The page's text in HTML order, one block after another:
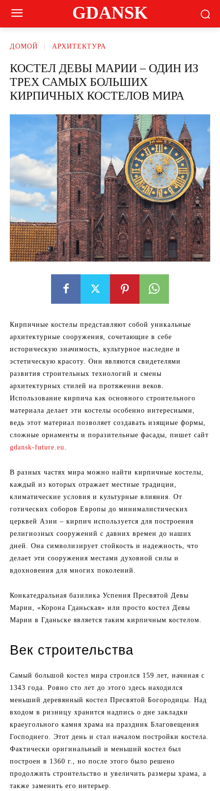
GDANSK
ДОМОЙ АРХИТЕКТУРА
КОСТЕЛ ДЕВЫ МАРИИ – ОДИН ИЗ
ТРЕХ САМЫХ БОЛЬШИХ
КИРПИЧНЫХ КОСТЕЛОВ МИРА
Кирпичные костелы представляют собой уникальные
архитектурные сооружения, сочетающие в себе
историческую значимость, культурное наследие и
эстетическую красоту. Они являются свидетелями
развития строительных технологий и смены
архитектурных стилей на протяжении веков.
Использование кирпича как основного строительного
материала делает эти костелы особенно интересными,
ведь этот материал позволяет создавать изящные формы,
сложные орнаменты и поразительные фасады, пишет сайт
gdansk-future.eu.
В разных частях мира можно найти кирпичные костелы,
каждый из которых отражает местные традиции,
климатические условия и культурные влияния. От
готических соборов Европы до минималистических
церквей Азии – кирпич используется для построения
религиозных сооружений с давних времен до наших
дней. Она символизирует стойкость и надежность, что
делает эти сооружения местами духовной силы и
вдохновения для многих поколений.
Конкатедральная базилика Успения Пресвятой Девы
Марии, «Корона Гданьская» или просто костел Девы
Марии в Гданьске является таким кирпичным костелом.
Век строительства
Самый большой костел мира строился 159 лет, начиная с
1343 года. Ровно сто лет до этого здесь находился
меньший деревянный костел Пресвятой Богородицы. Над
входом в ризницу хранится надпись о дне закладки
краеугольного камня храма на праздник Благовещения
Господнего. Этот день и стал началом постройки костела.
Фактически оригинальный и меньший костел был
построен в 1360 г., но после этого было решено
продолжить строительство и увеличить размеры храма, а
также заменить его интерьер.